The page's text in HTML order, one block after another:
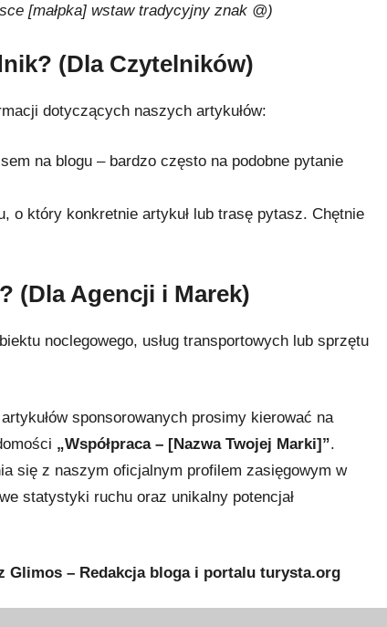
[małpka] wstaw tradycyjny znak @)
(Dla Czytelników)
dotyczących naszych artykułów:
na blogu – bardzo często na podobne pytanie
o który konkretnie artykuł lub trasę pytasz. Chętnie
(Dla Agencji i Marek)
noclegowego, usług transportowych lub sprzętu
sponsorowanych prosimy kierować na
„Współpraca – [Nazwa Twojej Marki]”.
się z naszym oficjalnym profilem zasięgowym w
statystyki ruchu oraz unikalny potencjał
Glimos – Redakcja bloga i portalu turysta.org